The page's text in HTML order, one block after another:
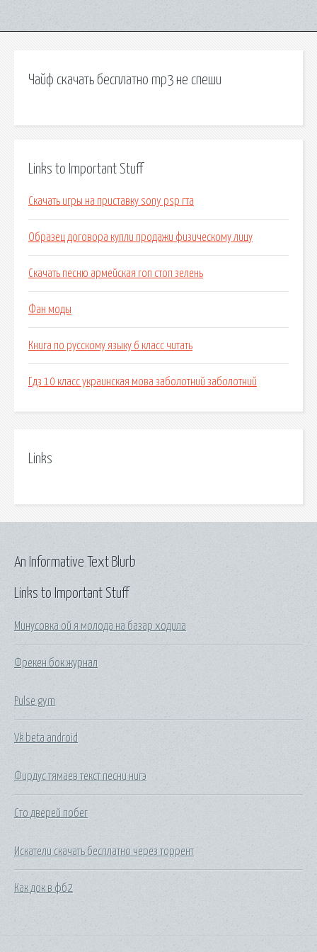
Чайф скачать бесплатно mp3 не спеши
Links to Important Stuff
Скачать игры на приставку sony psp гта
Образец договора купли продажи физическому лицу
Скачать песню армейская гоп стоп зелень
Фан моды
Книга по русскому языку 6 класс читать
Гдз 10 класс украинская мова заболотний заболотний
Links
Links to Important Stuff
Минусовка ой я молода на базар ходила
Фрекен бок журнал
Pulse gym
Vk beta android
Фирдус тямаев текст песни нигэ
Сто дверей побег
Искатели скачать бесплатно через торрент
Как док в фб2
An Informative Text Blurb